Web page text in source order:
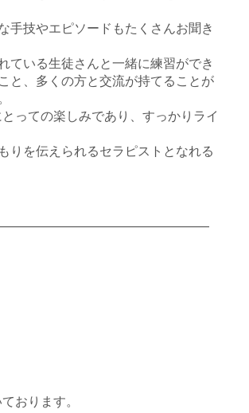
手技やエピソードもたくさんお聞き
ている生徒さんと一緒に練習ができ
と、多くの方と交流が持てることが
っての楽しみであり、すっかりライ
りを伝えられるセラピストとなれる
おります。